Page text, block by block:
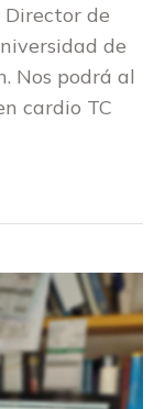
Director de
de
Nos podrá al
cardio TC